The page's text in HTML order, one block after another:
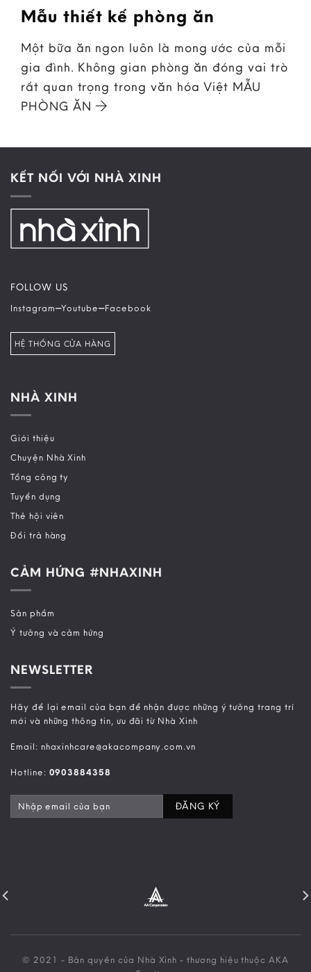
Mẫu thiết kế phòng ăn
Một bữa ăn ngon luôn là mong ước của mỗi
gia đình. Không gian phòng ăn đóng vai trò
rất quan trọng trong văn hóa Việt MẪU
PHÒNG ĂN
KẾT NỐI VỚI NHÀ XINH
FOLLOW US
Instagram–Youtube–Facebook
HỆ THỐNG CỬA HÀNG
NHÀ XINH
Giới thiệu
Chuyện Nhà Xinh
Tổng công ty
Tuyển dụng
Thẻ hội viên
Đổi trả hàng
CẢM HỨNG #NHAXINH
Sản phẩm
Ý tưởng và cảm hứng
NEWSLETTER
Hãy để lại email của bạn để nhận được những ý tưởng trang trí
mới và những thông tin, ưu đãi từ Nhà Xinh
Email: nhaxinhcare@akacompany.com.vn
Hotline: 0903884358
© 2021 - Bản quyền của Nhà Xinh - thương hiệu thuộc AKA